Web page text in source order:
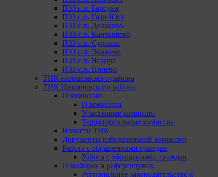
ПЗЗ с.п. Барсуки
ПЗЗ с.п. Гази-Юрт
ПЗЗ с.п. Долаково
ПЗЗ с.п. Кантышево
ПЗЗ с.п. Сурхахи
ПЗЗ с.п. Экажево
ПЗЗ с.п. Яндаре
ПЗЗ с.п. Плиево
ТИК назрановского района
ТИК Назрановского района
О комиссии
О комиссии
Участковые комиссии
Территориальные комиссии
Новости ТИК
Документы избирательной комиссии
Работа с обращениями граждан
Работа с обращениями граждан
О выборах и референдумах
Региональное законодательство о